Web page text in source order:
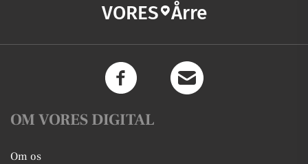
VORES Årre
OM VORES DIGITAL
Om os